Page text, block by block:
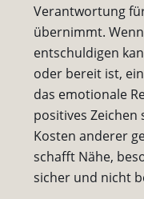
Verantwortung
übernimmt.
entschuldigen
oder bereit ist,
das emotionale
positives Zeichen
Kosten anderer
schafft Nähe,
sicher und nicht